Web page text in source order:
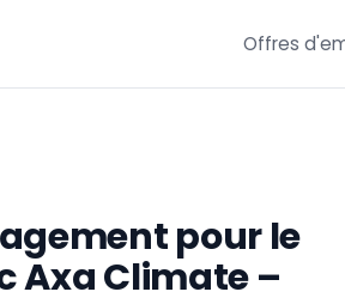
Offres
pour le
Axa Climate –